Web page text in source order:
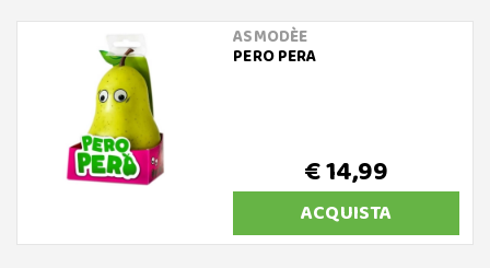
ASMODÈE
PERO PERA
€ 14,99
ACQUISTA